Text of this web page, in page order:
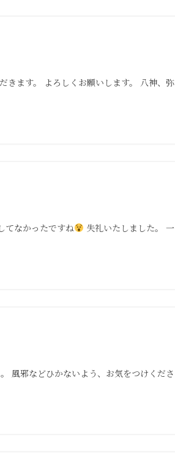
きます。 よろしくお願いします。 八神、弥
てなかったですね
失礼いたしました。 一
風邪などひかないよう、お気をつけくださ